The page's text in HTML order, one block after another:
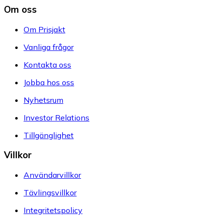
Om oss
Om Prisjakt
Vanliga frågor
Kontakta oss
Jobba hos oss
Nyhetsrum
Investor Relations
Tillgänglighet
Villkor
Användarvillkor
Tävlingsvillkor
Integritetspolicy